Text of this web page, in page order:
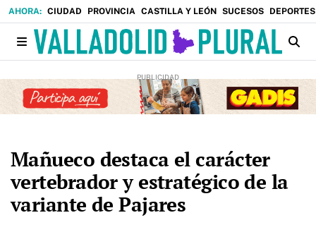
CIUDAD PROVINCIA CASTILLA Y LEÓN SUCESOS DEPORTES
Mañueco destaca el carácter
vertebrador y estratégico de la
variante de Pajares